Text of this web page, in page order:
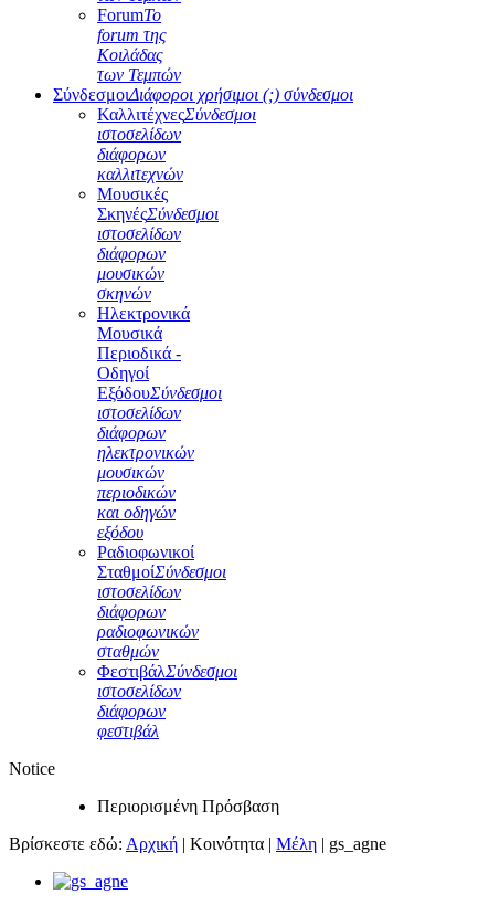
ForumΤο
forum της
Κοιλάδας
των Τεμπών
ΣύνδεσμοιΔιάφοροι χρήσιμοι (;) σύνδεσμοι
ΚαλλιτέχνεςΣύνδεσμοι
ιστοσελίδων
διάφορων
καλλιτεχνών
Μουσικές
ΣκηνέςΣύνδεσμοι
ιστοσελίδων
διάφορων
μουσικών
σκηνών
Ηλεκτρονικά
Μουσικά
Περιοδικά -
Οδηγοί
ΕξόδουΣύνδεσμοι
ιστοσελίδων
διάφορων
ηλεκτρονικών
μουσικών
περιοδικών
και οδηγών
εξόδου
Ραδιοφωνικοί
ΣταθμοίΣύνδεσμοι
ιστοσελίδων
διάφορων
ραδιοφωνικών
σταθμών
ΦεστιβάλΣύνδεσμοι
ιστοσελίδων
διάφορων
φεστιβάλ
Notice
Περιορισμένη Πρόσβαση
Βρίσκεστε εδώ: Αρχική | Κοινότητα | Μέλη | gs_agne